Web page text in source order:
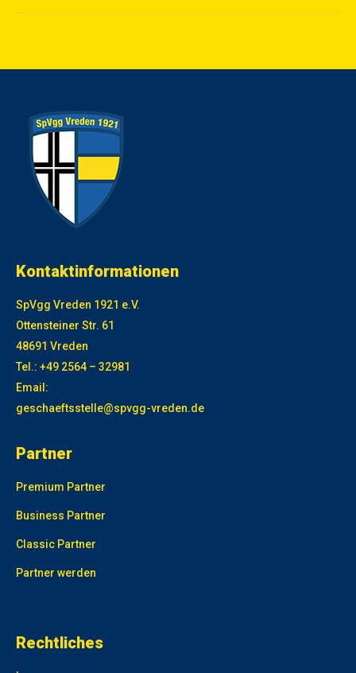
Kontaktinformationen
SpVgg Vreden 1921 e.V.
Ottensteiner Str. 61
48691 Vreden
Tel.: +49 2564 – 32981
Email:
geschaeftsstelle@spvgg-vreden.de
Partner
Premium Partner
Business Partner
Classic Partner
Partner werden
Rechtliches